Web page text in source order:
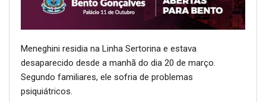
Meneghini residia na Linha Sertorina e estava
desaparecido desde a manhã do dia 20 de março.
Segundo familiares, ele sofria de problemas
psiquiátricos.